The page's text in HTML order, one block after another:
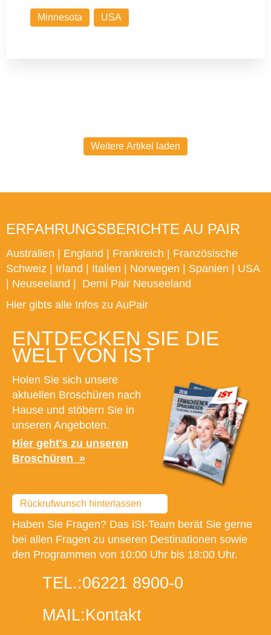
Minnesota USA
Weitere Artikel laden
ERFAHRUNGSBERICHTE AU PAIR
Australien England Frankreich
Französische
Schweiz
Irland Italien Norwegen Spanien
USA
Neuseeland
Demi Pair Neuseeland
Hier gibts alle Infos zu AuPair
ENTDECKEN SIE DIE
WELT VON IST
Holen Sie sich unsere
aktuellen Broschüren nach
Hause und stöbern Sie in
unseren Angeboten.
Hier geht's zu unseren
Broschüren
Rückrufwunsch hinterlassen
Haben Sie Fragen? Das iSt-Team berät Sie gerne
bei allen Fragen zu unseren Destinationen sowie
den Programmen von 10:00 Uhr bis 18:00 Uhr.
TEL.:06221 8900-0
MAIL:Kontakt